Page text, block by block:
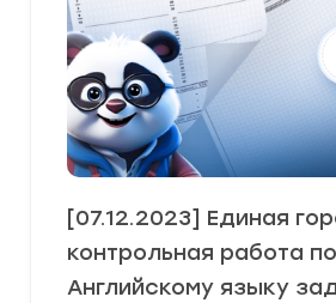
[07.12.2023] Единая
контрольная работа по
Английскому языку